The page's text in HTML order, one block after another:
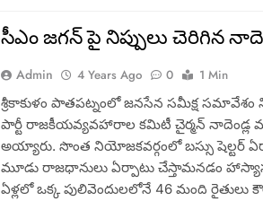
సీఎం జగన్ పై నిప్పులు చెరిగిన
Admin 4 Years Ago 0
1 Min
శ్రీకాకుళం పాతపట్నంలో జనసేన సమీక్ష
పార్టీ రాజకీయవ్యవహారాల కమిటీ చైర్మన్ నాదెండ్ల
అయ్యారు. సొంత నియోజకవర్గంలో బస్సు షెల్టర్
మూడు రాజధానులు ఏర్పాటు చేస్తామనడం
ఏళ్లలో ఒక్క పులివెందులలోనే 46 మంది రైతులు